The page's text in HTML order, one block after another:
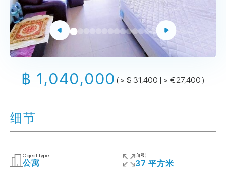
฿ 1,040,000 ( ≈ $ 31,400 | ≈ € 27,400 )
细节
Object type
公寓
面积
37 平方米